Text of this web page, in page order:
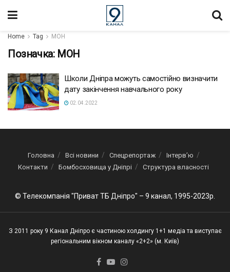
Home Tag МОН
Позначка: МОН
Школи Дніпра можуть самостійно визначити
дату закінчення навчального року
02.04.2022
Головна Всі новини Спецрепортаж
Інтерв’ю
Контакти
Бомбосховища у Дніпрі Структура власності
© Телекомпанія "Приват ТБ Дніпро" – 9 канал, 1995-2023р.
З 2011 року 9 Канал Дніпро є частиною холдингу 1+1 медіа та виступає
регіональним вікном каналу «2+2» (м. Київ)